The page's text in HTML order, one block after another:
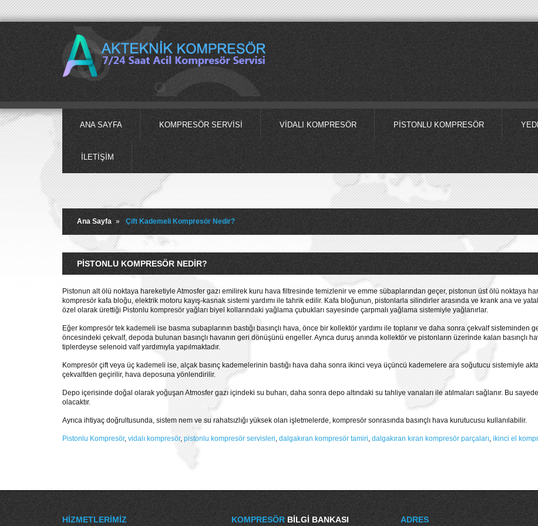
ANA SAYFA KOMPRESÖR SERVISI VIDALI KOMPRESÖR PISTONLU KOMPRESÖR
İLETIŞIM
Ana Sayfa » Çift Kademeli Kompresör Nedir?
PISTONLU KOMPRESÖR NEDIR?
Pistonun alt ölü noktaya hareketiyle Atmosfer gazı emilirek kuru hava filtresinde temizlenir ve emme sübaplarından geçer, pistonun üst ölü noktaya
kompresör kafa bloğu, elektrik motoru kayış-kasnak sistemi yardımı ile tahrik edilir. Kafa bloğunun, pistonlarla silindirler arasında ve krank ana ve
özel olarak ürettiği Pistonlu kompresör yağları biyel kollarındaki yağlama çubukları sayesinde çarpmalı yağlama sistemiyle yağlanırlar.
Eğer kompresör tek kademeli ise basma subaplarının bastığı basınçlı hava, önce bir kollektör yardımı ile toplanır ve daha sonra çekvalf
öncesindeki çekvalf, depoda bulunan basınçlı havanın geri dönüşünü engeller. Ayrıca duruş anında kollektör ve pistonların üzerinde kalan basınçlı
tiplerdeyse selenoid valf yardımıyla yapılmaktadır.
Kompresör çift veya üç kademeli ise, alçak basınç kademelerinin bastığı hava daha sonra ikinci veya üçüncü kademelere ara soğutucu sistemiyle
çekvalfden geçirilir, hava deposuna yönlendirilir.
Depo içerisinde doğal olarak yoğuşan Atmosfer gazı içindeki su buharı, daha sonra depo altındaki su tahliye vanaları ile atılmaları sağlanır. Bu
olacaktır.
Ayrıca ihtiyaç doğrultusunda, sistem nem ve su rahatsızlığı yüksek olan işletmelerde, kompresör sonrasında basınçlı hava kurutucusu kullanılabilir.
Pistonlu Kompresör, vidalı kompresör, pistonlu kompresör servisleri, dalgakıran kompresör tamiri, dalgakıran kıran kompresör parçaları, ikinci el
HIZMETLERIMIZ KOMPRESÖR BILGI BANKASI ADRES